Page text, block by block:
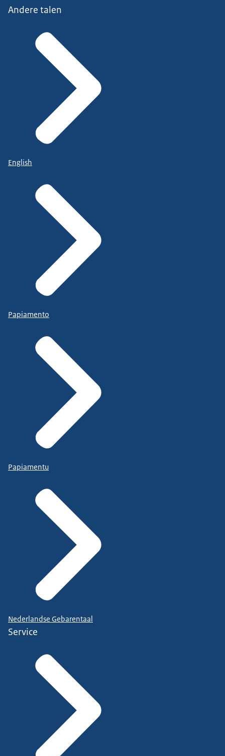
Andere talen
English
Papiamento
Papiamentu
Nederlandse Gebarentaal
Service